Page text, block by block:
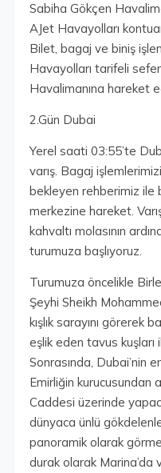
Sabiha Gökçen
AJet Havayolları
Bilet, bagaj ve biniş
Havayolları tarifeli
Havalimanına hareket
2.Gün Dubai
Yerel saati 03:55’te
varış. Bagaj
bekleyen rehberimiz ile
merkezine hareket.
kahvaltı molasının
turumuza başlıyoruz.
Turumuza öncelikle
Şeyhi Sheikh
kışlık sarayını görerek
eşlik eden tavus
Sonrasında, Dubai’nin
Emirliğin kurucusundan
Caddesi üzerinde
dünyaca ünlü
panoramik olarak
durak olarak